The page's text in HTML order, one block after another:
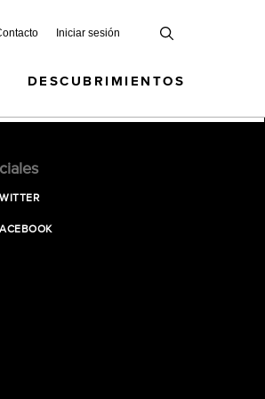
Iniciar sesión
DESCUBRIMIENTOS